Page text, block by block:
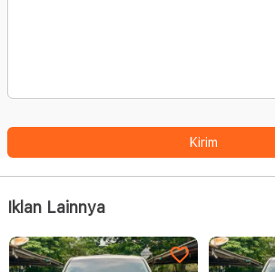
Kirim
Iklan Lainnya